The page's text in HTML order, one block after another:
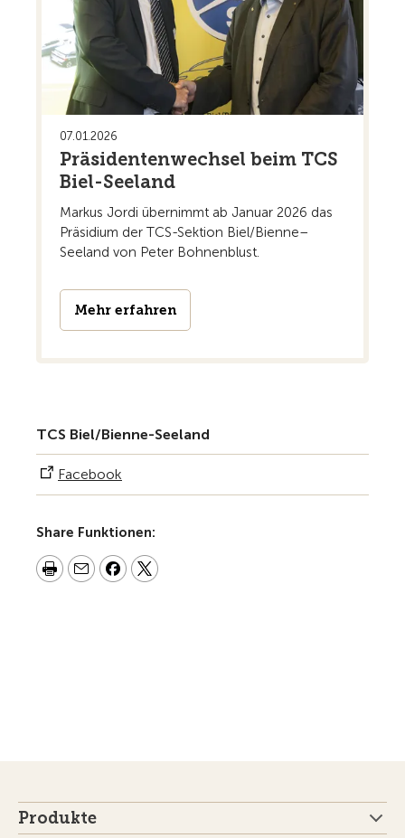
07.01.2026
Präsidentenwechsel beim TCS
Biel-Seeland
Markus Jordi übernimmt ab Januar 2026 das
Präsidium der TCS-Sektion Biel/Bienne–
Seeland von Peter Bohnenblust.
Mehr erfahren
TCS Biel/Bienne-Seeland
Facebook
Share Funktionen:
Produkte